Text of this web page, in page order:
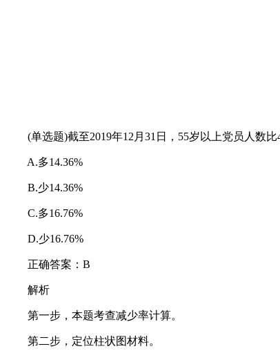
(单选题)截至2019年12月31日，55岁以上党员人数比
A.多14.36%
B.少14.36%
C.多16.76%
D.少16.76%
正确答案：B
解析
第一步，本题考查减少率计算。
第二步，定位柱状图材料。